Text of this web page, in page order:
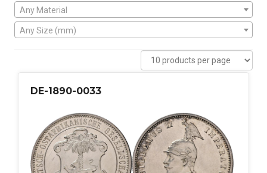
Any Material
Any Size (mm)
DE-1890-0033